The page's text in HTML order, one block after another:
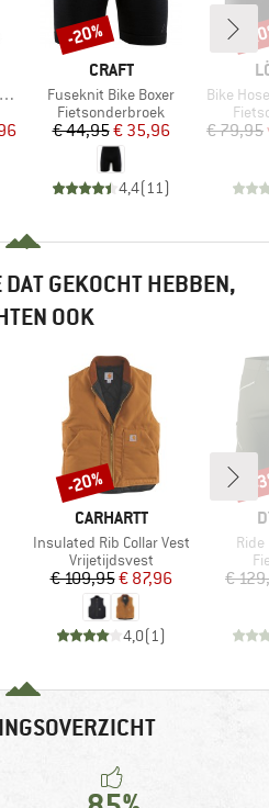
MERK
CRAFT
Artikel
Fuseknit Bike Boxer
Productgroep
Fietsonderbroek
Prijs
€ 44,95Verlaagde prijs
€ 35,96
4,4( 11)
Korting
-20%
Artikel
Bike
€ 79,95
-
GEKOCHT HEBBEN,
OOK
MERK
CARHARTT
Artikel
Insulated Rib Collar Vest
Productgroep
Vrijetijdsvest
Prijs
€ 109,95Verlaagde prijs
€ 87,96
4,0(1 )
Korting
-20%
Ride
€
-